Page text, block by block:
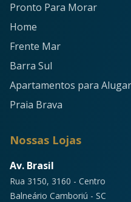
Pronto Para Morar
Home
Frente Mar
Barra Sul
Apartamentos para
Praia Brava
Nossas Lojas
Av. Brasil
Rua 3150, 3160 - Centro
Balneário Camboriú - SC